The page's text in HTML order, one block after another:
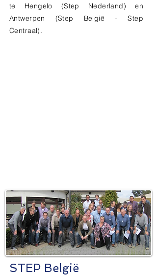
te Hengelo (Step Nederland) en
Antwerpen (Step België - Step
Centraal).
STEP België